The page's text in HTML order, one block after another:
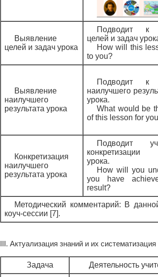
Выявление
целей и задач урока
Подводит к
целей и задач
How will this
to you?
Выявление
наилучшего
результата урока
Подводит к
наилучшего
урока.
What would be
of this lesson for
Конкретизация
наилучшего
результата урока
Подводит
конкретизации
урока.
How will you
you have
result?
Методический комментарий: В
коуч-сессии [7].
III. Актуализация знаний и их
Задача Деятельность